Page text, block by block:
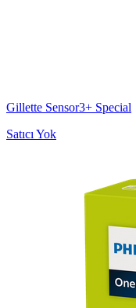
Gillette Sensor3+ Special
Satıcı Yok